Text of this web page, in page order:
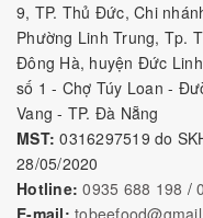
9, TP. Thủ Đức, Chi
Phường Linh Trung, Tp.
Đông Hà, huyện Đức
số 1 - Chợ Túy Loan -
Vang - TP. Đà Nẵng
MST: 0316297519 do
28/05/2020
Hotline: 0935 688 198 /